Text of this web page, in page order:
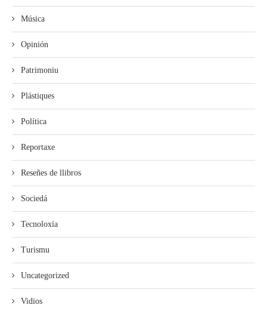
Música
Opinión
Patrimoniu
Plástiques
Política
Reportaxe
Reseñes de llibros
Sociedá
Tecnoloxía
Turismu
Uncategorized
Vidios